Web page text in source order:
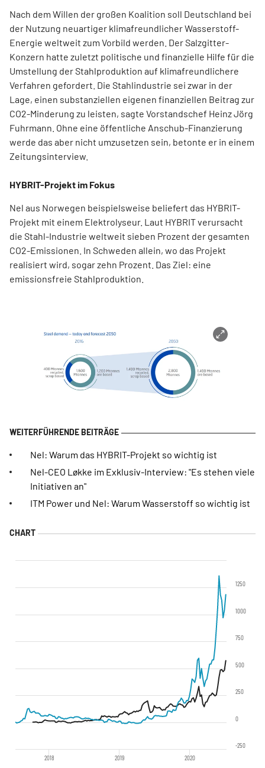
Nach dem Willen der großen Koalition soll Deutschland bei
der Nutzung neuartiger klimafreundlicher Wasserstoff-
Energie weltweit zum Vorbild werden. Der Salzgitter-
Konzern hatte zuletzt politische und finanzielle Hilfe für die
Umstellung der Stahlproduktion auf klimafreundlichere
Verfahren gefordert. Die Stahlindustrie sei zwar in der
Lage, einen substanziellen eigenen finanziellen Beitrag zur
CO2-Minderung zu leisten, sagte Vorstandschef Heinz Jörg
Fuhrmann. Ohne eine öffentliche Anschub-Finanzierung
werde das aber nicht umzusetzen sein, betonte er in einem
Zeitungsinterview.
HYBRIT-Projekt im Fokus
Nel aus Norwegen beispielsweise beliefert das HYBRIT-
Projekt mit einem Elektrolyseur. Laut HYBRIT verursacht
die Stahl-Industrie weltweit sieben Prozent der gesamten
CO2-Emissionen. In Schweden allein, wo das Projekt
realisiert wird, sogar zehn Prozent. Das Ziel: eine
emissionsfreie Stahlproduktion.
Nel: Warum das HYBRIT-Projekt so wichtig ist
Nel-CEO Løkke im Exklusiv-Interview: "Es stehen viele
Initiativen an"
ITM Power und Nel: Warum Wasserstoff so wichtig ist
2018 2019 2020
-250
0
250
500
750
1000
1250